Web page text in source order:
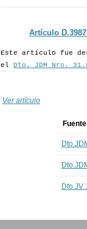
Artículo D.3987
Este artículo fue
el Dto. JDM Nro.
Ver artículo
Fuente
Dto.JV